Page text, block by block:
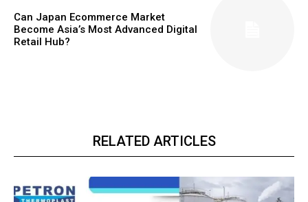
Can Japan Ecommerce Market
Become Asia’s Most Advanced Digital
Retail Hub?
RELATED ARTICLES